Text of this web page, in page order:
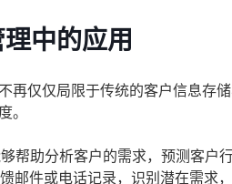
中的应用
再仅仅局限于传统的客户信息存
。
帮助分析客户的需求，预测客户
邮件或电话记录，识别潜在需求